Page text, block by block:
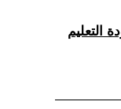
التعليم